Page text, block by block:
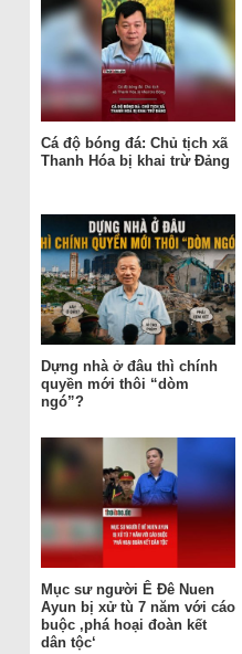
Cá độ bóng đá: Chủ tịch xã
Thanh Hóa bị khai trừ Đảng
Dựng nhà ở đâu thì chính
quyền mới thôi “dòm
ngó”?
Mục sư người Ê Đê Nuen
Ayun bị xử tù 7 năm với cáo
buộc ‚phá hoại đoàn kết
dân tộc‘